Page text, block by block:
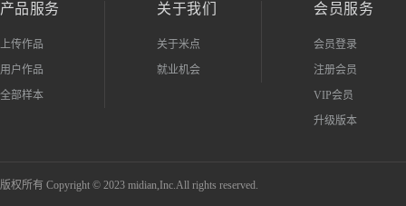
产品服务
上传作品
用户作品
全部样本
关于我们
关于米点
就业机会
会员服务
会员登录
注册会员
VIP会员
升级版本
版权所有 Copyright © 2023 midian,Inc.All rights reserved.